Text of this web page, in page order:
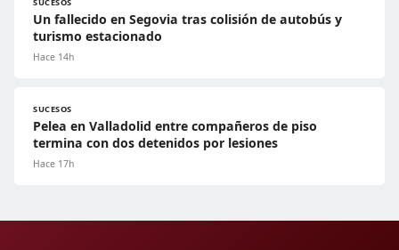
Un fallecido en Segovia tras colisión de autobús y
turismo estacionado
Hace 14h
SUCESOS
Pelea en Valladolid entre compañeros de piso
termina con dos detenidos por lesiones
Hace 17h